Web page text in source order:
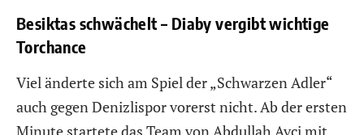
Besiktas schwächelt – Diaby vergibt wichtige
Torchance
Viel änderte sich am Spiel der „Schwarzen Adler“
auch gegen Denizlispor vorerst nicht. Ab der ersten
Minute startete das Team von Abdullah Avci mit